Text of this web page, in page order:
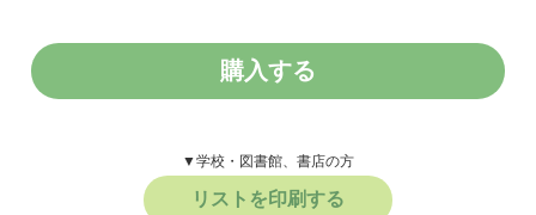
購入する
▼学校・図書館、書店の方
リストを印刷する